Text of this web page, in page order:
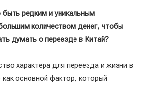
быть редким и уникальным
количеством денег, чтобы
думать о переезде в Китай?
характера для переезда и жизни в
основной фактор, который